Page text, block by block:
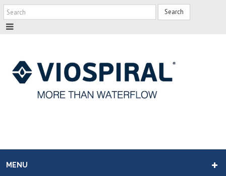
Search
MENU